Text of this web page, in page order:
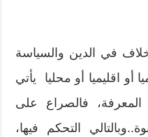
في الدين والسياسة
أو اقليميا أو محليا يأتي
فالصراع على
التحكم فيها،